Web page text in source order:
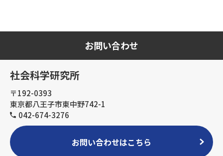
お問い合わせ
社会科学研究所
〒192-0393
東京都八王子市東中野742-1
042-674-3276
お問い合わせはこちら